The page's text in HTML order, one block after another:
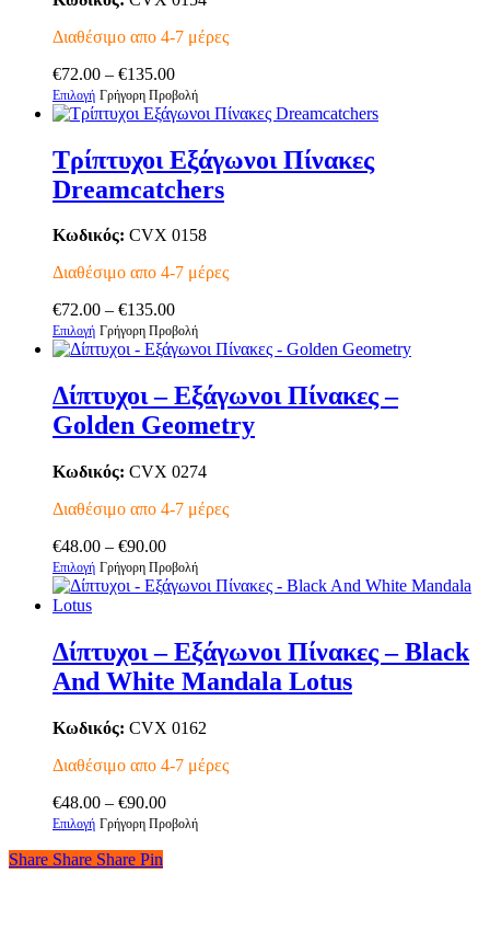
Διαθέσιμο απο 4-7 μέρες
€72.00 – €135.00Price
range:
€72.00
€135.00
Επιλογή Αυτό
το
πολλαπλές
παραλλαγές.
επιλογές
μπορούν
να
στη
σελίδα
του
Γρήγορη Προβολή
Τρίπτυχοι Εξάγωνοι Πίνακες
Dreamcatchers
Κωδικός: CVX 0158
Διαθέσιμο απο 4-7 μέρες
€72.00 – €135.00Price
range:
€72.00
€135.00
Επιλογή Αυτό
το
έχει
πολλαπλές
παραλλαγές.
επιλογές
μπορούν
να
στη
σελίδα
του
Γρήγορη Προβολή
Δίπτυχοι – Εξάγωνοι Πίνακες –
Golden Geometry
Κωδικός: CVX 0274
Διαθέσιμο απο 4-7 μέρες
€48.00 – €90.00Price
range:
€48.00
Επιλογή Αυτό
το
παραλλαγές.
Οι
μπορούν
επιλεγούν
σελίδα
του
Γρήγορη Προβολή
Δίπτυχοι – Εξάγωνοι Πίνακες – Black
And White Mandala Lotus
Κωδικός: CVX 0162
Διαθέσιμο απο 4-7 μέρες
€48.00 – €90.00Price
range:
Επιλογή Αυτό
προϊόν
Γρήγορη Προβολή
Share
Share Share Share Pin